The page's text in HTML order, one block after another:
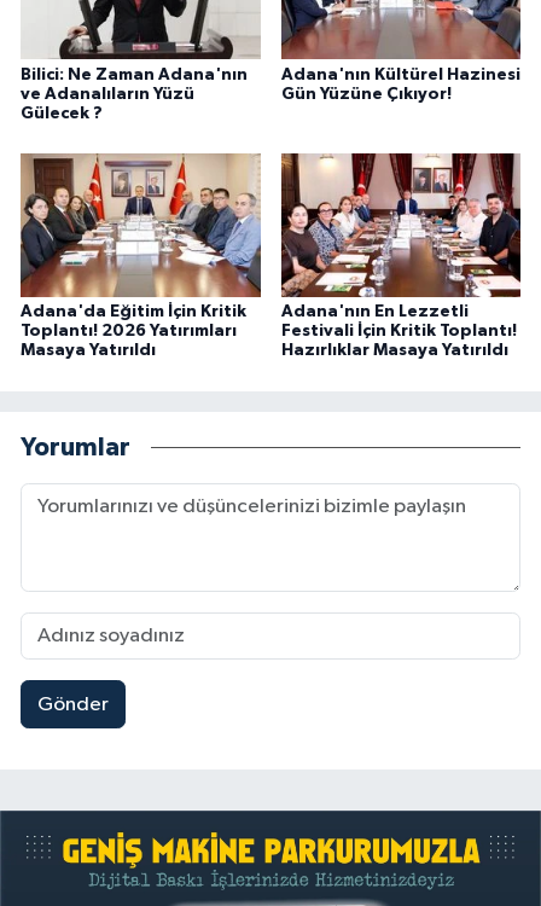
Bilici: Ne Zaman Adana'nın
ve Adanalıların Yüzü
Gülecek ?
Adana'nın Kültürel Hazinesi
Gün Yüzüne Çıkıyor!
Adana'da Eğitim İçin Kritik
Toplantı! 2026 Yatırımları
Masaya Yatırıldı
Adana'nın En Lezzetli
Festivali İçin Kritik Toplantı!
Hazırlıklar Masaya Yatırıldı
Yorumlar
Gönder